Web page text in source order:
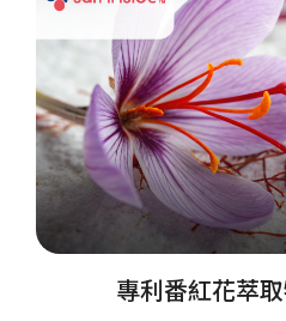
專利番紅花萃